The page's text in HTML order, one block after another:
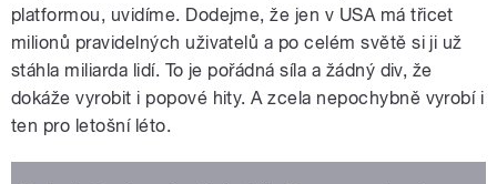
platformou, uvidíme. Dodejme, že jen v USA má třicet
milionů pravidelných uživatelů a po celém světě si ji už
stáhla miliarda lidí. To je pořádná síla a žádný div, že
dokáže vyrobit i popové hity. A zcela nepochybně vyrobí i
ten pro letošní léto.